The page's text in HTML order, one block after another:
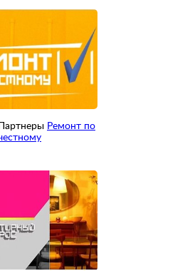
Партнеры Ремонт по